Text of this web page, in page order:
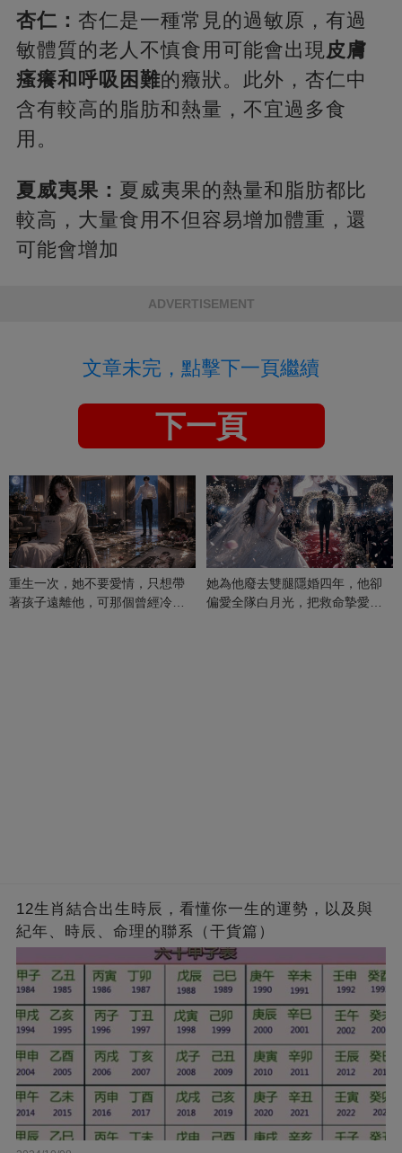
杏仁： 杏仁是一種常見的過敏原，有過
敏體質的老人不慎食用可能會出現皮膚
瘙癢和呼吸困難的癥狀。此外，杏仁中
含有較高的脂肪和熱量，不宜過多食
用。
夏威夷果： 夏威夷果的熱量和脂肪都比
較高，大量食用不但容易增加體重，還
可能會增加
ADVERTISEMENT
文章未完，點擊下一頁繼續
下一頁
重生一次，她不要愛情，只想帶
著孩子遠離他，可那個曾經冷漠
她為他廢去雙腿隱婚四年，他卻
偏愛全隊白月光，把救命摯愛當
12生肖結合出生時辰，看懂你一生的運勢，以及與
紀年、時辰、命理的聯系（干貨篇）